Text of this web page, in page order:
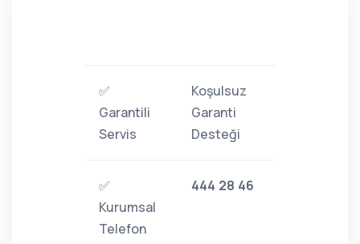
✅
Garantili
Servis
Koşulsuz
Garanti
Desteği
✅
Kurumsal
Telefon
444 28 46